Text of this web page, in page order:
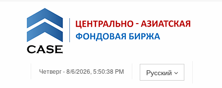
Четверг - 8/6/2026, 5:50:38 PM Русский